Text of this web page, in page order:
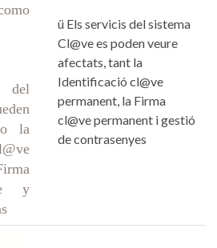
del
la
y
ü Els servicis del sistema
Cl@ve es poden veure
afectats, tant la
Identificació cl@ve
permanent, la Firma
cl@ve permanent i gestió
de contrasenyes